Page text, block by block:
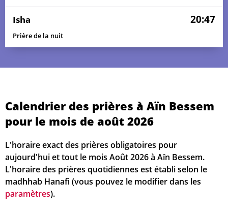
Isha 20:47
Prière de la nuit
Calendrier des prières à Aïn Bessem
pour le mois de août 2026
L'horaire exact des prières obligatoires pour
aujourd'hui et tout le mois Août 2026 à Aïn Bessem.
L'horaire des prières quotidiennes est établi selon le
madhhab Hanafi (vous pouvez le modifier dans les
paramètres).
01, Sa 04:49 05:52 12:52 16:39 19:51 20:54
03, Lu 04:51 05:54 12:52 16:39 19:49 20:51
04, Ma 04:52 05:54 12:51 16:39 19:48 20:50
04:53